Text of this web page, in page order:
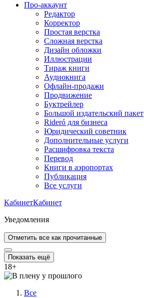
Про-аккаунт
Редактор
Корректор
Простая верстка
Сложная верстка
Дизайн обложки
Иллюстрации
Тираж книги
Аудиокнига
Офлайн-продажи
Продвижение
Буктрейлер
Большой издательский пакет
Rideró для бизнеса
Юридический советник
Дополнительные услуги
Расшифровка текста
Перевод
Книги в аэропортах
Публикация
Все услуги
КабинетКабинет
Уведомления
Отметить все как прочитанные
Показать ещё
18+
Все